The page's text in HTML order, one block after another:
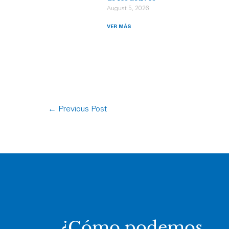
August 5, 2026
VER MÁS
← Previous Post